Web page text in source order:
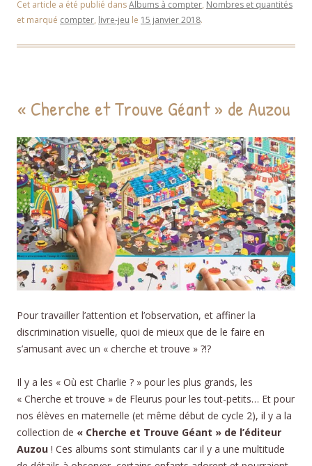
Cet article a été publié dansAlbums à compter, Nombres et quantités
et marqué compter, livre-jeu le 15 janvier 2018.
« Cherche et Trouve Géant » de Auzou
Pour travailler l’attention et l’observation, et affiner la
discrimination visuelle, quoi de mieux que de le faire en
s’amusant avec un « cherche et trouve » ?!?
Il y a les « Où est Charlie ? » pour les plus grands, les
« Cherche et trouve » de Fleurus pour les tout-petits… Et pour
nos élèves en maternelle (et même début de cycle 2), il y a la
collection de « Cherche et Trouve Géant » de l’éditeur
Auzou ! Ces albums sont stimulants car il y a une multitude